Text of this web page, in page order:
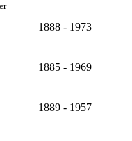
1888 - 1973
1885 - 1969
1889 - 1957